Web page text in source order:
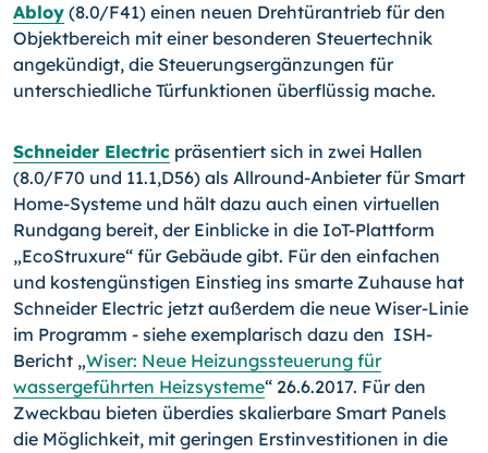
Abloy (8.0/F41) einen neuen Drehtürantrieb für den
Objektbereich mit einer besonderen Steuertechnik
angekündigt, die Steuerungsergänzungen für
unterschiedliche Türfunktionen überflüssig mache.
Schneider Electric präsentiert sich in zwei Hallen
(8.0/F70 und 11.1,D56) als Allround-Anbieter für Smart
Home-Systeme und hält dazu auch einen virtuellen
Rundgang bereit, der Einblicke in die IoT-Plattform
„EcoStruxure“ für Gebäude gibt. Für den einfachen
und kostengünstigen Einstieg ins smarte Zuhause hat
Schneider Electric jetzt außerdem die neue Wiser-Linie
im Programm - siehe exemplarisch dazu den ISH-
Bericht „Wiser: Neue Heizungssteuerung für
wassergeführten Heizsysteme“ 26.6.2017. Für den
Zweckbau bieten überdies skalierbare Smart Panels
die Möglichkeit, mit geringen Erstinvestitionen in die